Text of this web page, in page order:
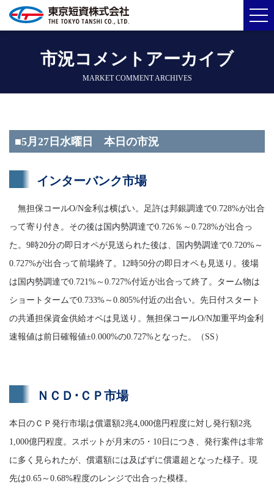
市況コメントアーカイブ
MARKET COMMENT ARCHIVES
■5月27日水曜日 本日の市況
インターバンク市場
無担保コールO/N金利は横ばい。足許は邦銀調達で0.728%が出合
って寄り付き。その後は国内勢調達で0.726％～0.728%が出合っ
た。9時20分の即日オペが見送られた後は、国内勢調達で0.720%～
0.727%が出合って前場終了。12時50分の即日オペも見送り。後場
は国内勢調達で0.721%～0.727%付近が出合って終了。ターム物は
ショートタームで0.733%～0.805%付近の出合い。先日付スタート
の共通担保資金供給オペは見送り。無担保コールO/N加重平均金利
速報値は前日確報値±0.000%の0.727%となった。（SS）
ＮＣＤ･ＣＰ市場
本日のＣＰ発行市場は償還額2兆4,000億円程度に対し発行額2兆
1,000億円程度。スポットが月末の5・10日につき、発行案件は非常
に多く見られたが、償還額には及ばずに償還超となった様子。現
先は0.65～0.68%程度のレンジで出合った模様。